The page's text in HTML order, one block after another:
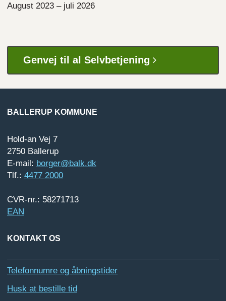
August 2023 – juli 2026
Genvej til al Selvbetjening
BALLERUP KOMMUNE
Hold-an Vej 7
2750 Ballerup
E-mail: borger@balk.dk
Tlf.: 4477 2000
CVR-nr.: 58271713
EAN
KONTAKT OS
Telefonnumre og åbningstider
Husk at bestille tid